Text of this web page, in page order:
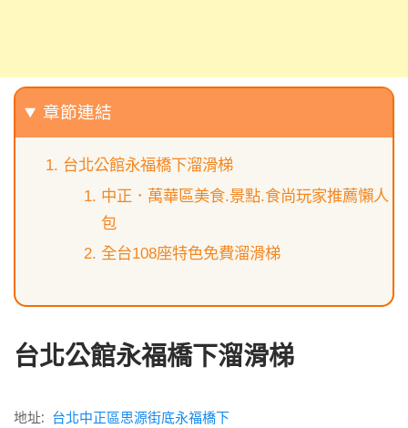
章節連結
台北公館永福橋下溜滑梯
中正．萬華區美食.景點.食尚玩家推薦懶人
包
全台108座特色免費溜滑梯
台北公館永福橋下溜滑梯
地址: 台北中正區思源街底永福橋下